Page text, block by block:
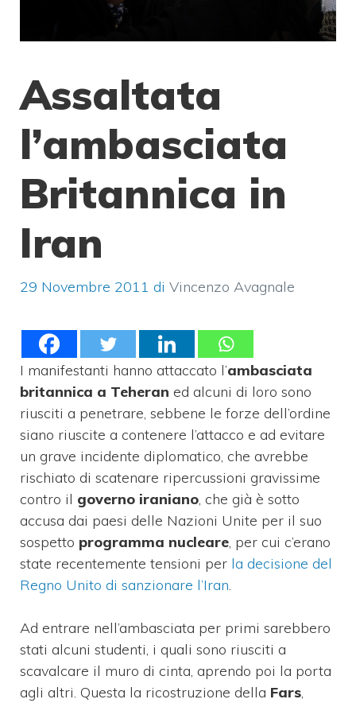
Assaltata
l’ambasciata
Britannica in
Iran
29 Novembre 2011 di Vincenzo Avagnale
I manifestanti hanno attaccato l’ambasciata
britannica a Teheran ed alcuni di loro sono
riusciti a penetrare, sebbene le forze dell’ordine
siano riuscite a contenere l’attacco e ad evitare
un grave incidente diplomatico, che avrebbe
rischiato di scatenare ripercussioni gravissime
contro il governo iraniano, che già è sotto
accusa dai paesi delle Nazioni Unite per il suo
sospetto programma nucleare, per cui c’erano
state recentemente tensioni per la decisione del
Regno Unito di sanzionare l’Iran.
Ad entrare nell’ambasciata per primi sarebbero
stati alcuni studenti, i quali sono riusciti a
scavalcare il muro di cinta, aprendo poi la porta
agli altri. Questa la ricostruzione della Fars,